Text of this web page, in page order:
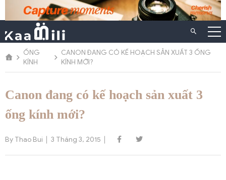
Chuyển
dung
ỐNG
KÍNH
CANON ĐANG CÓ KẾ HOẠCH SẢN XUẤT 3 ỐNG
KÍNH MỚI?
Canon đang có kế hoạch sản xuất 3
ống kính mới?
By Thao Bui 3 Tháng 3, 2015